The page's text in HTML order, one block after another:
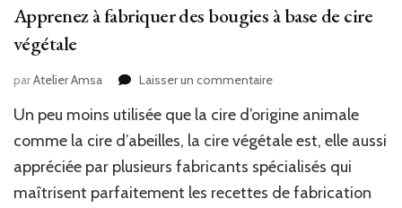
Apprenez à fabriquer des bougies à base de cire
végétale
parAtelier Amsa Laisser un commentairesur
à
fabriquer
bougies
à
Un peu moins utilisée que la cire d’origine animale
comme la cire d’abeilles, la cire végétale est, elle aussi
appréciée par plusieurs fabricants spécialisés qui
maîtrisent parfaitement les recettes de fabrication